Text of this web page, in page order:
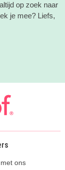
op zoek naar
je mee? Liefs,
ons